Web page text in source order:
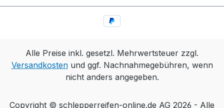
Alle Preise inkl. gesetzl. Mehrwertsteuer zzgl.
Versandkostenund ggf. Nachnahmegebühren, wenn
nicht anders angegeben.
Copyright © schlepperreifen-online.de AG 2026 - Alle